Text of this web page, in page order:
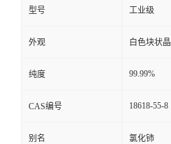
型号 工业级
外观 白色块状
纯度 99.99%
CAS编号 18618-55-8
别名 氯化铈